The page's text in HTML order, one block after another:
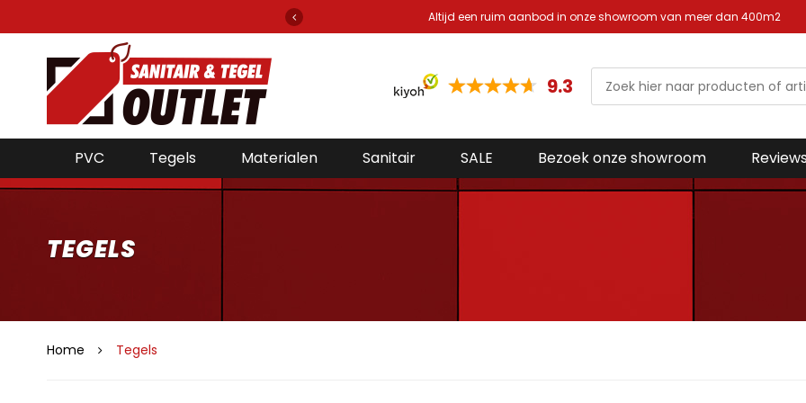
Altijd een ruim aanbod in onze showroom van meer dan 400m2
9.3
PVC Tegels Materialen Sanitair SALE Bezoek onze showroom Reviews
TEGELS
Home Tegels